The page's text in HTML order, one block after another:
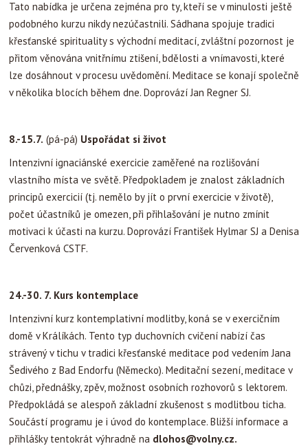
Tato nabídka je určena zejména pro ty, kteří se v minulosti ještě
podobného kurzu nikdy nezúčastnili. Sádhana spojuje tradici
křesťanské spirituality s východní meditací, zvláštní pozornost je
přitom věnována vnitřnímu ztišení, bdělosti a vnímavosti, které
lze dosáhnout v procesu uvědomění. Meditace se konají společně
v několika blocích během dne. Doprovází Jan Regner SJ.
8.-15.7. (pá-pá) Uspořádat si život
Intenzivní ignaciánské exercicie zaměřené na rozlišování
vlastního místa ve světě. Předpokladem je znalost základních
principů exercicií (tj. nemělo by jít o první exercicie v životě),
počet účastníků je omezen, při přihlašování je nutno zmínit
motivaci k účasti na kurzu. Doprovází František Hylmar SJ a Denisa
Červenková CSTF.
24.-30. 7. Kurs kontemplace
Intenzivní kurz kontemplativní modlitby, koná se v exercičním
domě v Králíkách. Tento typ duchovních cvičení nabízí čas
strávený v tichu v tradici křesťanské meditace pod vedením Jana
Šedivého z Bad Endorfu (Německo). Meditační sezení, meditace v
chůzi, přednášky, zpěv, možnost osobních rozhovorů s lektorem.
Předpokládá se alespoň základní zkušenost s modlitbou ticha.
Součástí programu je i úvod do kontemplace. Bližší informace a
přihlášky tentokrát výhradně na dlohos@volny.cz.